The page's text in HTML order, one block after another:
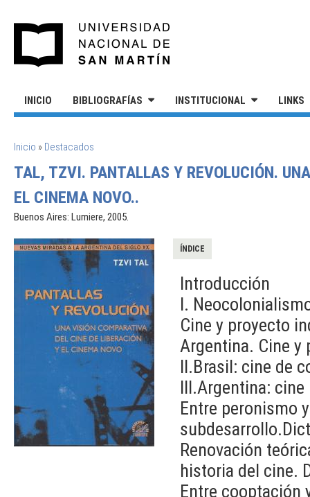
INICIO BIBLIOGRAFÍAS INSTITUCIONAL LINKS
SE ENCUENTRA USTED AQUÍ
Inicio » Destacados
TAL, TZVI. PANTALLAS Y REVOLUCIÓN.
EL CINEMA NOVO..
Buenos Aires: Lumiere, 2005.
ÍNDICE
Introducción
I.
Cine y proyecto
Argentina. Cine
II.Brasil: cine de
III.Argentina:
Entre peronismo
Renovación
historia del cine.
Entre cooptación